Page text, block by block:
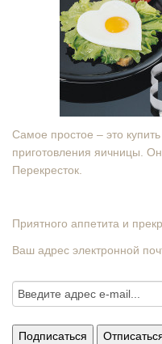
Самое простое – это
приготовления яичницы.
Перекресток.
Приятного аппетита и
Ваш адрес электронной